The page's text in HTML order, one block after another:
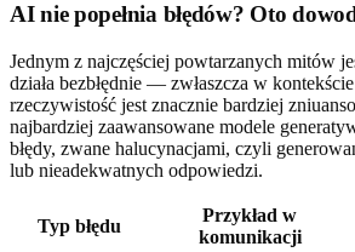
AI nie popełnia błędów? Oto
Jednym z najczęściej powtarzanych mitów
działa bezbłędnie — zwłaszcza w
rzeczywistość jest znacznie bardziej
najbardziej zaawansowane modele
błędy, zwane halucynacjami, czyli
lub nieadekwatnych odpowiedzi.
Typ błędu
Przykład w
komunikacji